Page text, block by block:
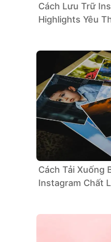
Cách Lưu Trữ
Highlights Yêu
Cách Tải Xuống
Instagram Chất